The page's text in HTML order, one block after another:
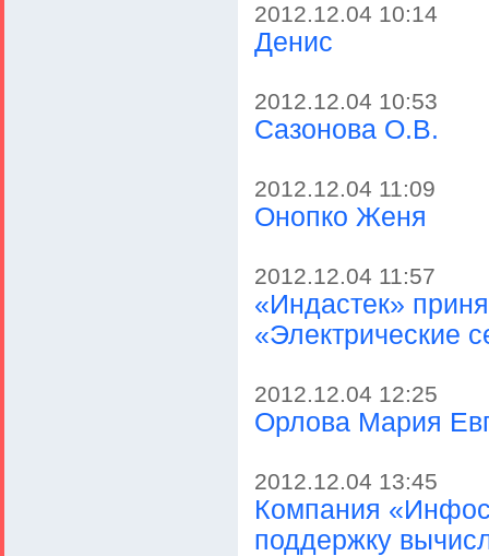
2012.12.04 10:14
Денис
2012.12.04 10:53
Сазонова О.В.
2012.12.04 11:09
Онопко Женя
2012.12.04 11:57
«Индастек»
«Электрические
2012.12.04 12:25
Орлова Мария
2012.12.04 13:45
Компания
поддержку